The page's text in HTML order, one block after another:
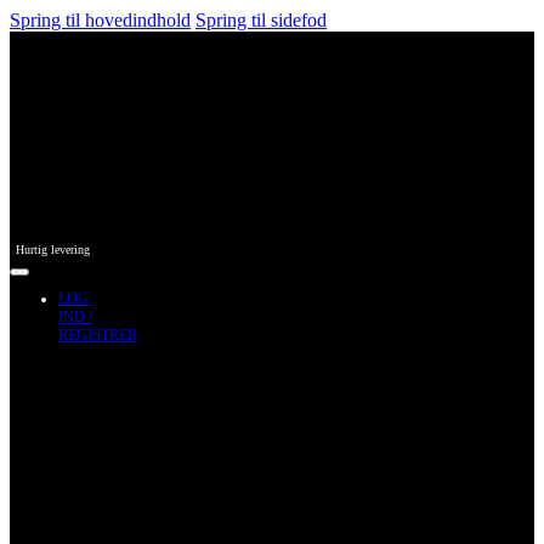
Spring til hovedindhold Spring til sidefod
Hurtig levering
LOG
IND /
REGISTRER